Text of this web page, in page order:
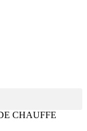
CHAUFFE